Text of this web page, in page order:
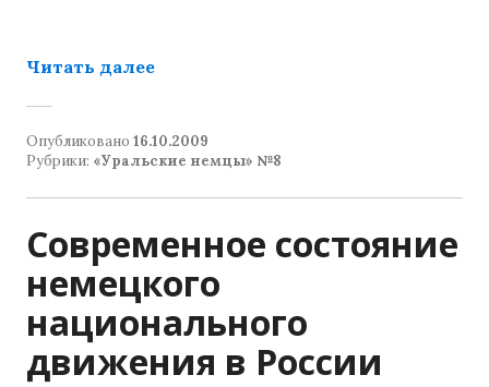
Читать далее«Содружество сердец»
Опубликовано 16.10.2009
Рубрики: «Уральские немцы» №8
Современное состояние
немецкого
национального
движения в России